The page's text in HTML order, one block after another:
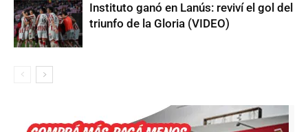
Instituto ganó en Lanús: reviví el gol del
triunfo de la Gloria (VIDEO)